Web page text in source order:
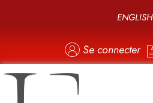
ENGLISH
Se connecter